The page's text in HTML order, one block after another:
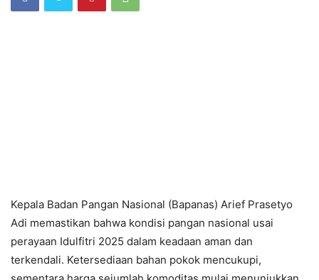
Kepala Badan Pangan Nasional (Bapanas) Arief Prasetyo
Adi memastikan bahwa kondisi pangan nasional usai
perayaan Idulfitri 2025 dalam keadaan aman dan
terkendali. Ketersediaan bahan pokok mencukupi,